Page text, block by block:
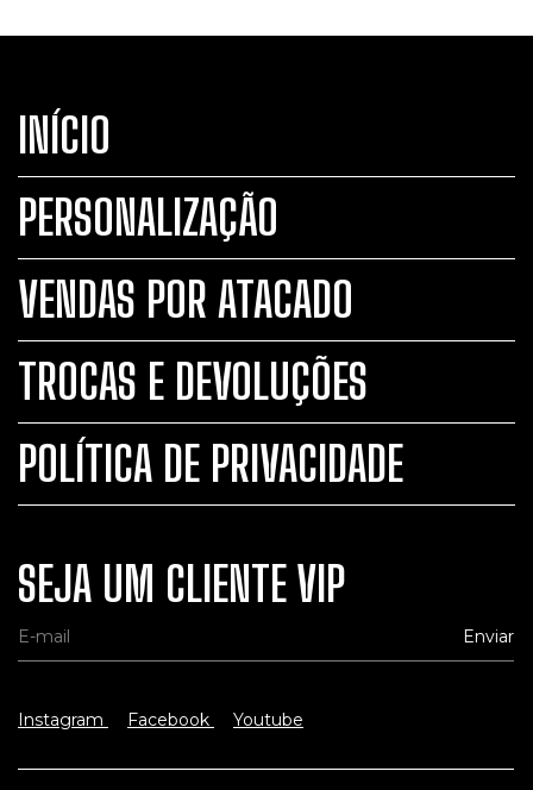
INÍCIO
PERSONALIZAÇÃO
VENDAS POR ATACADO
TROCAS E DEVOLUÇÕES
POLÍTICA DE PRIVACIDADE
SEJA UM CLIENTE VIP
Instagram Facebook Youtube